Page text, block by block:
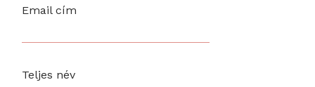
Email cím
Teljes név